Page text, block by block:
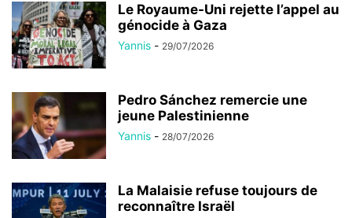
Le Royaume-Uni rejette l’appel au
génocide à Gaza
Yannis - 29/07/2026
Pedro Sánchez remercie une
jeune Palestinienne
Yannis - 28/07/2026
La Malaisie refuse toujours de
reconnaître Israël